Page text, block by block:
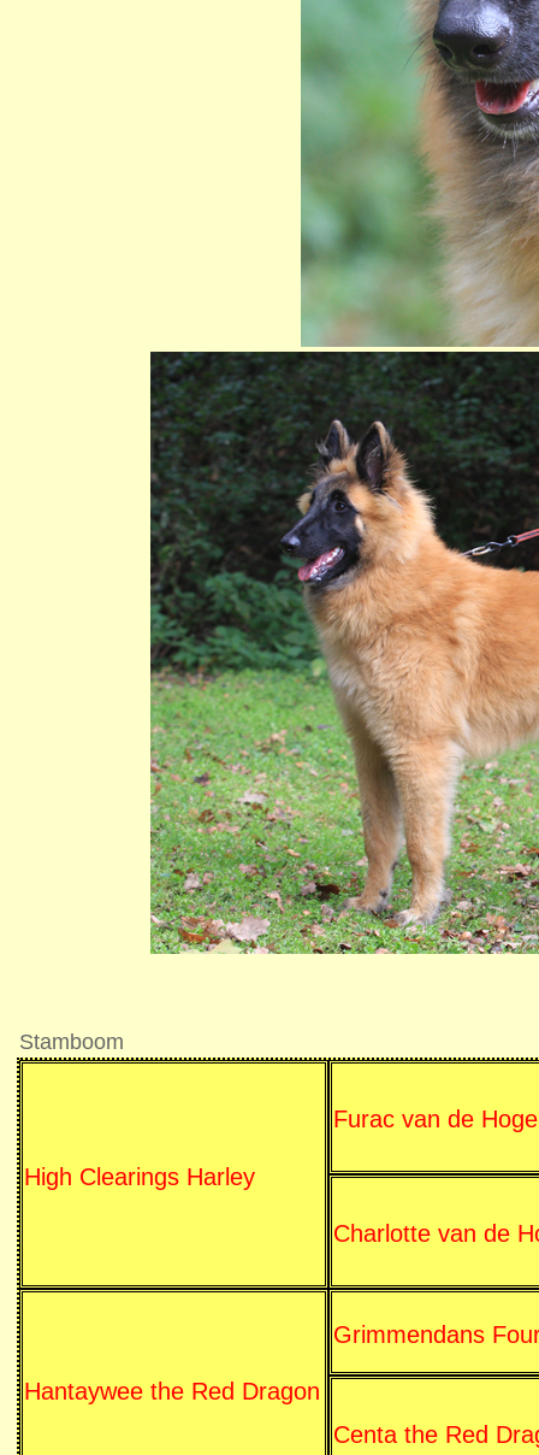
Stamboom
High Clearings Harley
Furac van de
Charlotte van de
Hantaywee the Red Dragon
Grimmendans
Centa the Red